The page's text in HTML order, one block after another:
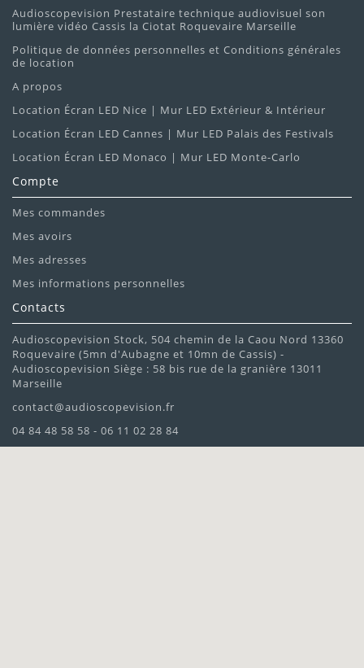
Audioscopevision Prestataire technique audiovisuel son
lumière vidéo Cassis la Ciotat Roquevaire Marseille
Politique de données personnelles et Conditions générales
de location
A propos
Location Écran LED Nice | Mur LED Extérieur & Intérieur
Location Écran LED Cannes | Mur LED Palais des Festivals
Location Écran LED Monaco | Mur LED Monte-Carlo
Compte
Mes commandes
Mes avoirs
Mes adresses
Mes informations personnelles
Contacts
Audioscopevision Stock, 504 chemin de la Caou Nord 13360
Roquevaire (5mn d'Aubagne et 10mn de Cassis) -
Audioscopevision Siège : 58 bis rue de la granière 13011
Marseille
contact@audioscopevision.fr
04 84 48 58 58 - 06 11 02 28 84